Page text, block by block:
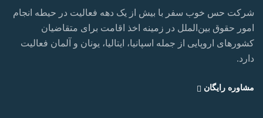
شرکت حس خوب سفر با بیش از یک دهه فعالیت در حیطه انجام
امور حقوق بین‌الملل در زمینه اخذ اقامت برای متقاضیان
کشورهای اروپایی از جمله اسپانیا، ایتالیا، یونان و آلمان فعالیت
دارد.‏
مشاوره رایگان